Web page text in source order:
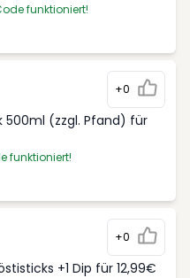
funktioniert!
+0
500ml (zzgl. Pfand) für
funktioniert!
+0
+1 Dip für 12,99€